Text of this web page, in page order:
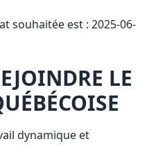
souhaitée est : 2025-06-
LE
dynamique et